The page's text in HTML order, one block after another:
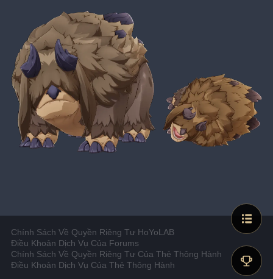
Chính Sách Về Quyền Riêng Tư HoYoLAB
Điều Khoản Dịch Vụ Của Forums
Chính Sách Về Quyền Riêng Tư Của Thẻ Thông Hành
Điều Khoản Dịch Vụ Của Thẻ Thông Hành